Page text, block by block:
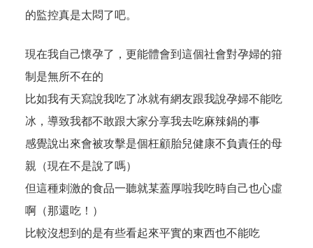
的監控真是太悶了吧。
現在我自己懷孕了，更能體會到這個社會對孕婦的箝
制是無所不在的
比如我有天寫說我吃了冰就有網友跟我說孕婦不能吃
冰，導致我都不敢跟大家分享我去吃麻辣鍋的事
感覺說出來會被攻擊是個枉顧胎兒健康不負責任的母
親（現在不是說了嗎）
但這種刺激的食品一聽就某蓋厚啦我吃時自己也心虛
啊（那還吃！）
比較沒想到的是有些看起來平實的東西也不能吃